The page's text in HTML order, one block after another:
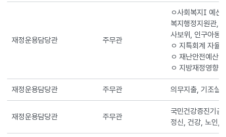
재정운용담당관 주무관
ㅇ사회복지I 예산
복지행정지원관,
사보위, 인구아동
ㅇ 지특회계 자율
ㅇ 재난안전예산
ㅇ 지방재정영향
재정운용담당관 주무관 의무지출, 기조실
재정운용담당관 주무관
국민건강증진기금
정신, 건강, 노인,